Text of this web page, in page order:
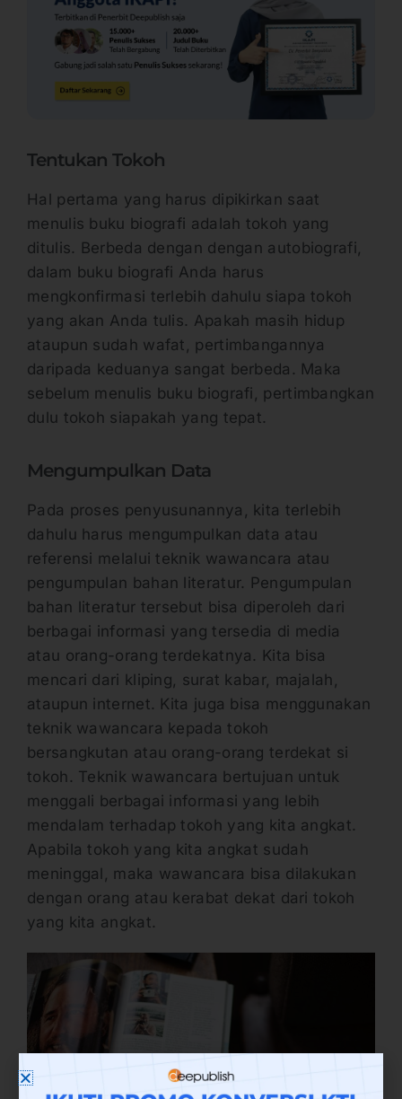
Tentukan Tokoh
Hal pertama yang harus dipikirkan saat
menulis buku biografi adalah tokoh yang
ditulis. Berbeda dengan dengan autobiografi,
dalam buku biografi Anda harus
mengkonfirmasi terlebih dahulu siapa tokoh
yang akan Anda tulis. Apakah masih hidup
ataupun sudah wafat, pertimbangannya
daripada keduanya sangat berbeda. Maka
sebelum menulis buku biografi, pertimbangkan
dulu tokoh siapakah yang tepat.
Mengumpulkan Data
Pada proses penyusunannya, kita terlebih
dahulu harus mengumpulkan data atau
referensi melalui teknik wawancara atau
pengumpulan bahan literatur. Pengumpulan
bahan literatur tersebut bisa diperoleh dari
berbagai informasi yang tersedia di media
atau orang-orang terdekatnya. Kita bisa
mencari dari kliping, surat kabar, majalah,
ataupun internet. Kita juga bisa menggunakan
teknik wawancara kepada tokoh
bersangkutan atau orang-orang terdekat si
tokoh. Teknik wawancara bertujuan untuk
menggali berbagai informasi yang lebih
mendalam terhadap tokoh yang kita angkat.
Apabila tokoh yang kita angkat sudah
meninggal, maka wawancara bisa dilakukan
dengan orang atau kerabat dekat dari tokoh
yang kita angkat.